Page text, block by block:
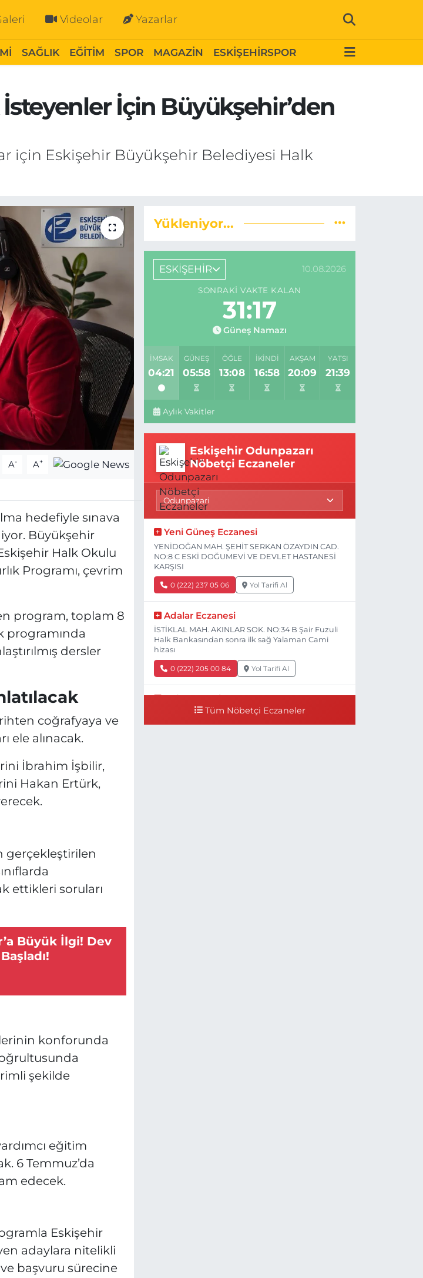
Videolar Yazarlar
SAĞLIK EĞİTİM SPOR MAGAZİN ESKİŞEHİRSPOR
İçin Büyükşehir’den
için Eskişehir Büyükşehir Belediyesi Halk
A- A+
hedefiyle sınava
Büyükşehir
Halk Okulu
Programı, çevrim
program, toplam 8
programında
dersler
coğrafyaya ve
ele alınacak.
İbrahim İşbilir,
Hakan Ertürk,
gerçekleştirilen
ettikleri soruları
Büyük İlgi! Dev
konforunda
şekilde
eğitim
6 Temmuz’da
edecek.
Eskişehir
adaylara nitelikli
ve başvuru sürecine
Yükleniyor...
ESKİŞEHİR 10.08.2026
SONRAKI VAKTE KALAN
31:16
Güneş Namazı
İMSAK
04:21
GÜNEŞ
05:58
ÖĞLE
13:08
İKINDI
16:58
AKŞAM
20:09
YATSI
21:39
Aylık Vakitler
Eskişehir Odunpazarı
Nöbetçi Eczaneler
Yeni Güneş Eczanesi
YENİDOĞAN MAH. ŞEHİT SERKAN ÖZAYDIN CAD.
NO:8 C ESKİ DOĞUMEVİ VE DEVLET HASTANESİ
KARŞISI
0 (222) 237 05 06 Yol Tarifi Al
Adalar Eczanesi
İSTİKLAL MAH. AKINLAR SOK. NO:34 B Şair Fuzuli
Halk Bankasından sonra ilk sağ Yalaman Cami
hizası
0 (222) 205 00 84 Yol Tarifi Al
Bal Eczanesi
VİŞNELİK MH. ÖĞRETMENLER CAD. NO:78 C
Vişnelik Tramvay durağının 100 metre ilerisi
Tüm Nöbetçi Eczaneler